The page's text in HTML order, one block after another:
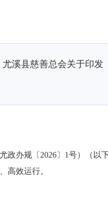
溪县慈善总会关于印
尤政办规 〔2026〕1号）（以
高效运行。